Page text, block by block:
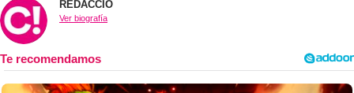
REDACCIÓ
Ver biografía